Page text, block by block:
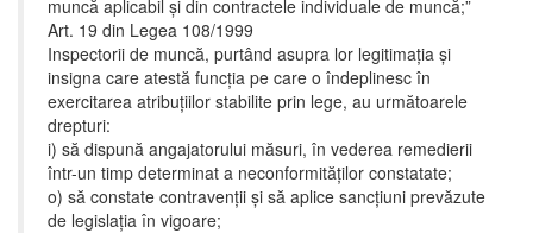
muncă aplicabil şi din contractele individuale de muncă;”
Art. 19 din Legea 108/1999
Inspectorii de muncă, purtând asupra lor legitimaţia şi
insigna care atestă funcţia pe care o îndeplinesc în
exercitarea atribuţiilor stabilite prin lege, au următoarele
drepturi:
i) să dispună angajatorului măsuri, în vederea remedierii
într-un timp determinat a neconformităţilor constatate;
o) să constate contravenţii şi să aplice sancţiuni prevăzute
de legislaţia în vigoare;